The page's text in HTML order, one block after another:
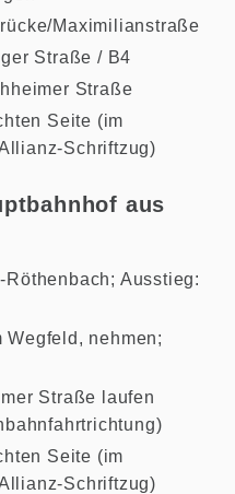
Maximilianstraße
Straße / B4
Straße
Seite (im
Schriftzug)
aus
Ausstieg:
Wegfeld, nehmen;
Straße laufen
Seite (im
Schriftzug)